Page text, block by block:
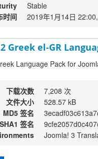
Stable
时间
2019年1月14日
Greek el-GR
Language Pack for
下载次数
7,208 次
文件大小
528.57 kB
MD5 签名
SHA1 签名
Joomla! 3